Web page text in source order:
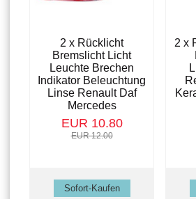
2 x Rücklicht
Bremslicht Licht
Leuchte Brechen
Indikator Beleuchtung
Linse Renault Daf
Mercedes
EUR 10.80
EUR 12.00
2 x